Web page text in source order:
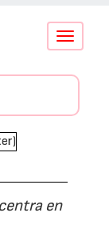
Conmutar
en